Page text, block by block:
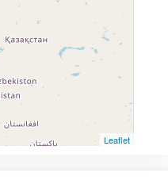
Leaflet